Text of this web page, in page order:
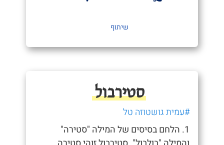
שיתוף
סטירבול
#עמית גושטוזה טל
1. הלחם בסיסים של המילה "סטירה"